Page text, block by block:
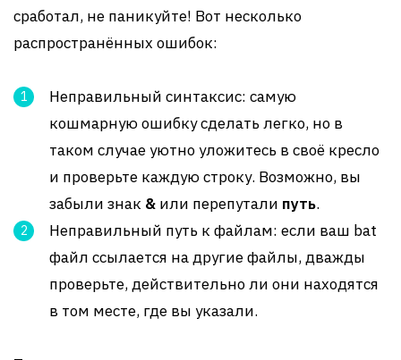
сработал, не паникуйте! Вот несколько
распространённых ошибок:
Неправильный синтаксис: самую
кошмарную ошибку сделать легко, но в
таком случае уютно уложитесь в своё кресло
и проверьте каждую строку. Возможно, вы
забыли знак & или перепутали путь.
Неправильный путь к файлам: если ваш bat
файл ссылается на другие файлы, дважды
проверьте, действительно ли они находятся
в том месте, где вы указали.